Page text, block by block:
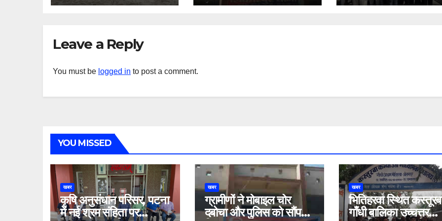
दिनेश यादव
Leave a Reply
You must be logged in to post a comment.
YOU MISSED
खबर
कृषि अनुसंधान परिसर, पटना
में नई श्रम संहिता पर
खबर
ग्रामीणों ने मोबाइल चोर
दबोचा और पुलिस को सौंप
खबर
भितिहरवा स्थित
गाँधी बालिका उच्चत्तर